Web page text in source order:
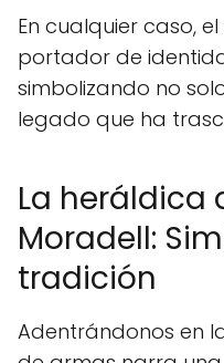
En cualquier caso, el
portador de
simbolizando no
legado que ha
La heráldica
Moradell:
tradición
Adentrándonos en